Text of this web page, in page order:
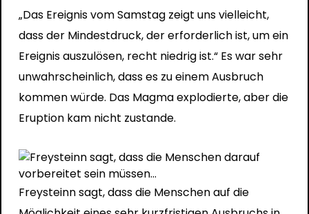
„Das Ereignis vom Samstag zeigt uns vielleicht,
dass der Mindestdruck, der erforderlich ist, um ein
Ereignis auszulösen, recht niedrig ist.“ Es war sehr
unwahrscheinlich, dass es zu einem Ausbruch
kommen würde. Das Magma explodierte, aber die
Eruption kam nicht zustande.
Freysteinn sagt, dass die Menschen auf die